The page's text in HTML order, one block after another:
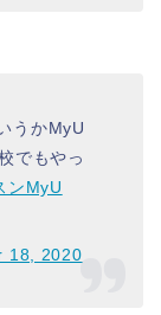
うかMyU
でもやっ
ンMyU
18, 2020